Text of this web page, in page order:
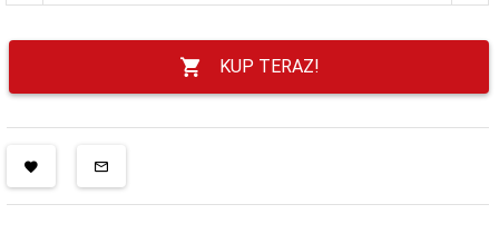
KUP TERAZ!